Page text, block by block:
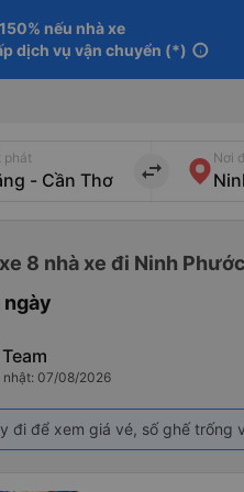
nếu nhà xe
dịch vụ vận chuyển (*) info
phát
import_export
Nơi
8 nhà xe đi Ninh
nhật: 07/08/2026
đi để xem giá vé, số ghế trống